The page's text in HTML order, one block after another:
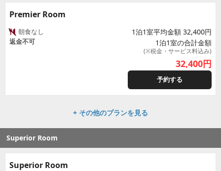
Premier Room
朝食なし
返金不可
1泊1室平均金額 32,400円
1泊1室の合計金額
(※税金・サービス料込み)
32,400円
予約する
+ その他のプランを見る
Superior Room
Superior Room